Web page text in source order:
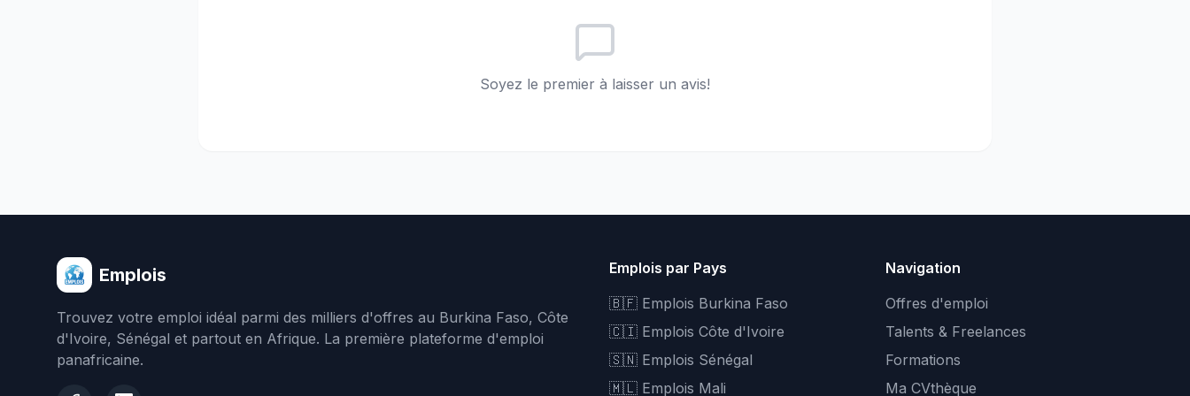
Soyez le premier à laisser un avis!
Emplois
Trouvez votre emploi idéal parmi des milliers d'offres au Burkina Faso, Côte
d'Ivoire, Sénégal et partout en Afrique. La première plateforme d'emploi
panafricaine.
Emplois par Pays
🇧🇫 Emplois Burkina Faso
🇨🇮 Emplois Côte d'Ivoire
🇸🇳 Emplois Sénégal
🇲🇱 Emplois Mali
Navigation
Offres d'emploi
Talents & Freelances
Formations
Ma CVthèque